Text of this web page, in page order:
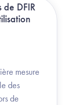
DFIR
mesure
des
de